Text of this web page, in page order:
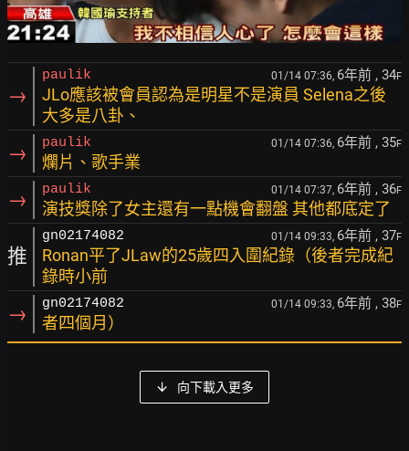
→
paulik 01/14 07:36, 6年前 , 34F
JLo應該被會員認為是明星不是演員 Selena之後
大多是八卦、
→ paulik 01/14 07:36, 6年前 , 35F
爛片、歌手業
→ paulik 01/14 07:37, 6年前 , 36F
演技獎除了女主還有一點機會翻盤 其他都底定了
推
gn02174082 01/14 09:33, 6年前 , 37F
Ronan平了JLaw的25歲四入圍紀錄（後者完成紀
錄時小前
→ gn02174082 01/14 09:33, 6年前 , 38F
者四個月）
向下載入更多